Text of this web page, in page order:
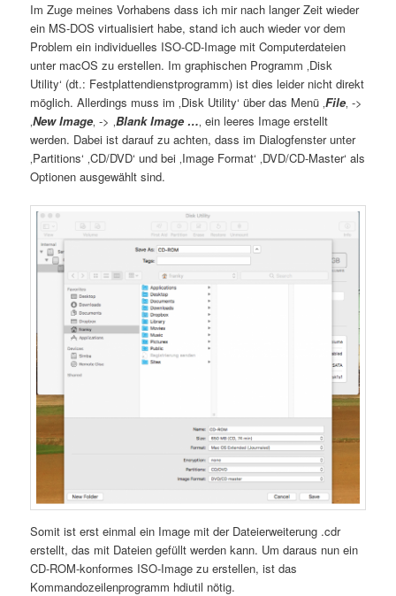
Im Zuge meines Vorhabens dass ich mir nach langer Zeit wieder
ein MS-DOS virtualisiert habe, stand ich auch wieder vor dem
Problem ein individuelles ISO-CD-Image mit Computerdateien
unter macOS zu erstellen. Im graphischen Programm ‚Disk
Utility‘ (dt.: Festplattendienstprogramm) ist dies leider nicht direkt
möglich. Allerdings muss im ‚Disk Utility‘ über das Menü ‚File‚ ->
‚New Image‚ -> ‚Blank Image …‚ ein leeres Image erstellt
werden. Dabei ist darauf zu achten, dass im Dialogfenster unter
‚Partitions‘ ‚CD/DVD‘ und bei ‚Image Format‘ ‚DVD/CD-Master‘ als
Optionen ausgewählt sind.
Somit ist erst einmal ein Image mit der Dateierweiterung .cdr
erstellt, das mit Dateien gefüllt werden kann. Um daraus nun ein
CD-ROM-konformes ISO-Image zu erstellen, ist das
Kommandozeilenprogramm hdiutil nötig.